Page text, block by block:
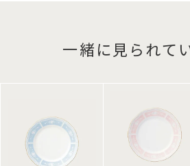
一緒に見られて